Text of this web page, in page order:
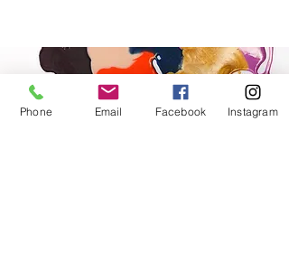
Phone Email Facebook Instagram